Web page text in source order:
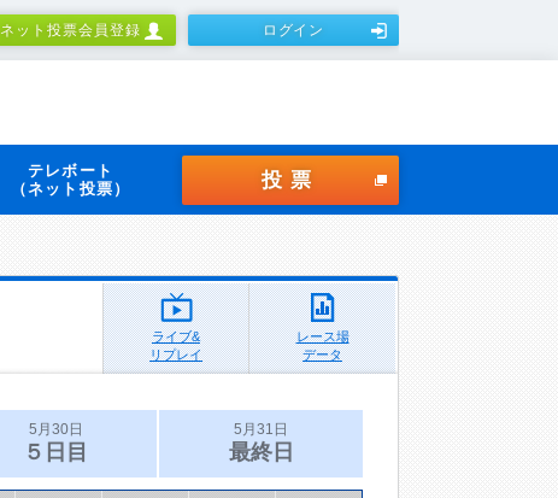
ネット投票会員登録 ログイン
テレボート
（ネット投票）
投票
ライブ&
リプレイ
レース場
データ
5月30日
５日目
5月31日
最終日